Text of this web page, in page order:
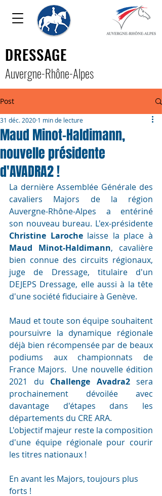
DRESSAGE
Auvergne-Rhône-Alpes
Post
Maud Minot-Haldimann,
nouvelle présidente
d'AVADRA2 !
31 déc. 2020 1 min de lecture
La dernière Assemblée Générale des
cavaliers Majors de la région
Auvergne-Rhône-Alpes a entériné
Christine Laroche
Maud Minot-Haldimann, cavalière
bien connue des circuits régionaux,
juge de Dressage, titulaire d'un
DEJEPS Dressage, elle aussi à la tête
d'une société fiduciaire à Genève.
Maud et toute son équipe souhaitent
poursuivre la dynamique régionale
déjà bien récompensée par de beaux
podiums aux championnats de
France Majors.  Une nouvelle édition
2021 du Challenge Avadra2 sera
prochainement dévoilée avec
davantage d'étapes dans les
départements du CRE ARA.
L'objectif majeur reste la composition
d'une équipe régionale pour courir
les titres nationaux !
En avant les Majors, toujours plus
forts !